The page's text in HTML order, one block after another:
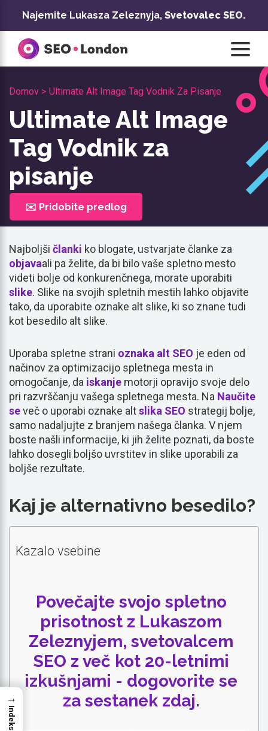
vsebino
Najemite Lukasza Zeleznyja, Svetovalec SEO.
Domov > Ultimate Alt Image Tag Vodnik Za Pisanje
Ultimate Alt Image
Tag Vodnik za
pisanje
✉️ Pridobite predlog
Najboljši članki ko blogate, ustvarjate članke za
objavaali pa želite, da bi bilo vaše spletno mesto
videti bolje od konkurenčnega, morate uporabiti
slike. Slike na svojih spletnih mestih lahko objavite
tako, da uporabite oznake alt slike, ki so znane tudi
kot besedilo alt slike.
Uporaba spletne strani oznaka alt SEO je eden od
načinov za optimizacijo spletnega mesta in
omogočanje, da iskanje motorji opravijo svoje delo
pri razvrščanju vašega spletnega mesta. Na Naučite
seveč o uporabi oznake altslika SEO strategij bolje,
samo nadaljujte z branjem našega članka. V njem
boste našli informacije, ki jih želite poznati, da boste
lahko dosegli boljšo uvrstitev in slike uporabili za
boljše rezultate.
Kaj je alternativno besedilo?
Kazalo vsebine
Povečajte svojo spletno
prisotnost z Lukaszom
Zeleznyjem, svetovalcem
SEO z več kot 20-letnimi
izkušnjami - dogovorite se
za sestanek zdaj.
→
Indeks